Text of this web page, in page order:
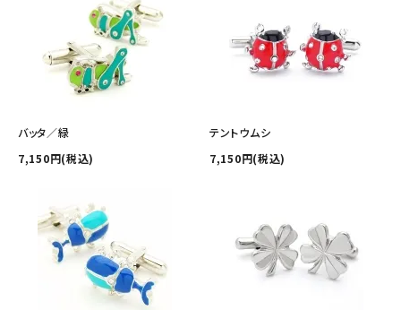
カフス相談室
お問い合わせ
バッタ／緑
7,150円(税込)
テントウムシ
7,150円(税込)